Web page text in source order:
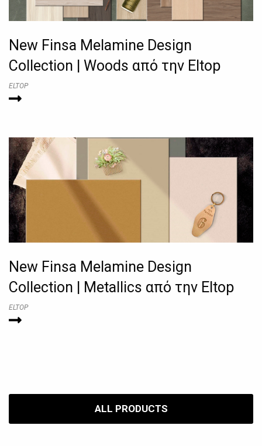
New Finsa Melamine Design
Collection | Woods από την Eltop
ELTOP
New Finsa Melamine Design
Collection | Metallics από την Eltop
ELTOP
ALL PRODUCTS